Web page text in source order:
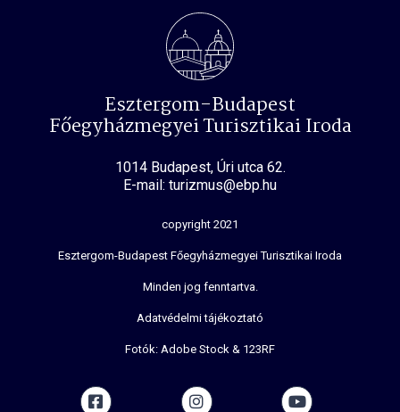
Esztergom-Budapest
Főegyházmegyei Turisztikai Iroda
1014 Budapest, Úri utca 62.
E-mail: turizmus@ebp.hu
copyright 2021
Esztergom-Budapest Főegyházmegyei Turisztikai Iroda
Minden jog fenntartva.
Adatvédelmi tájékoztató
Fotók: Adobe Stock & 123RF